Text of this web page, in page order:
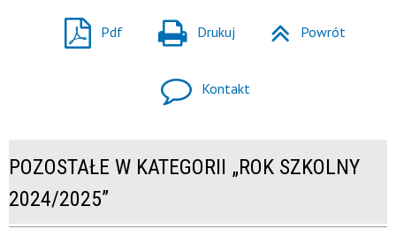
Pdf Drukuj Powrót
Kontakt
POZOSTAŁE W KATEGORII „ROK SZKOLNY
2024/2025”